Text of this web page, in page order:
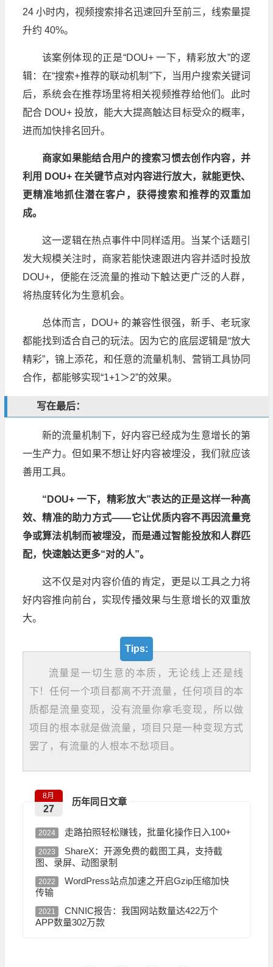
24 小时内，视频搜索排名迅速回升至前三，线索量提
升约 40%。
该案例体现的正是“DOU+ 一下，精彩放大”的逻
辑：在“搜索+推荐的联动机制”下，当用户搜索关键词
后，系统会在推荐场里将相关视频推荐给他们。此时
配合 DOU+ 投放，能大大提高触达目标受众的概率，
进而加快排名回升。
商家如果能结合用户的搜索习惯去创作内容，并
利用 DOU+ 在关键节点对内容进行放大，就能更快、
更精准地抓住潜在客户，获得搜索和推荐的双重加
成。
这一逻辑在热点事件中同样适用。当某个话题引
发大规模关注时，商家若能快速跟进内容并适时投放
DOU+，便能在泛流量的推动下触达更广泛的人群，
将热度转化为生意机会。
总体而言，DOU+ 的兼容性很强，新手、老玩家
都能找到适合自己的玩法。因为它的底层逻辑是“放大
精彩”，锦上添花，和任意的流量机制、营销工具协同
合作，都能够实现“1+1＞2”的效果。
写在最后：
新的流量机制下，好内容已经成为生意增长的第
一生产力。但如果不想让好内容被埋没，我们就应该
善用工具。
“DOU+ 一下，精彩放大”表达的正是这样一种高
效、精准的助力方式——它让优质内容不再因流量竞
争或算法机制而被埋没，而是通过智能投放和人群匹
配，快速触达更多“对的人”。
这不仅是对内容价值的肯定，更是以工具之力将
好内容推向前台，实现传播效果与生意增长的双重放
大。
Tips:
流量是一切生意的本质，无论线上还是线
下！任何一个项目都离不开流量，任何项目的本
质都是流量变现，没有流量你拿毛变现，所以做
项目的根本就是做流量，项目只是一种变现方式
罢了，有流量的人根本不愁项目。
历年同日文章
8月
27
2024 走路拍照轻松赚钱，批量化操作日入100+
2023
ShareX：开源免费的截图工具，支持截
图、录屏、动图录制
2022
WordPress站点加速之开启Gzip压缩加快
传输
2021
CNNIC报告：我国网站数量达422万个
APP数量302万款